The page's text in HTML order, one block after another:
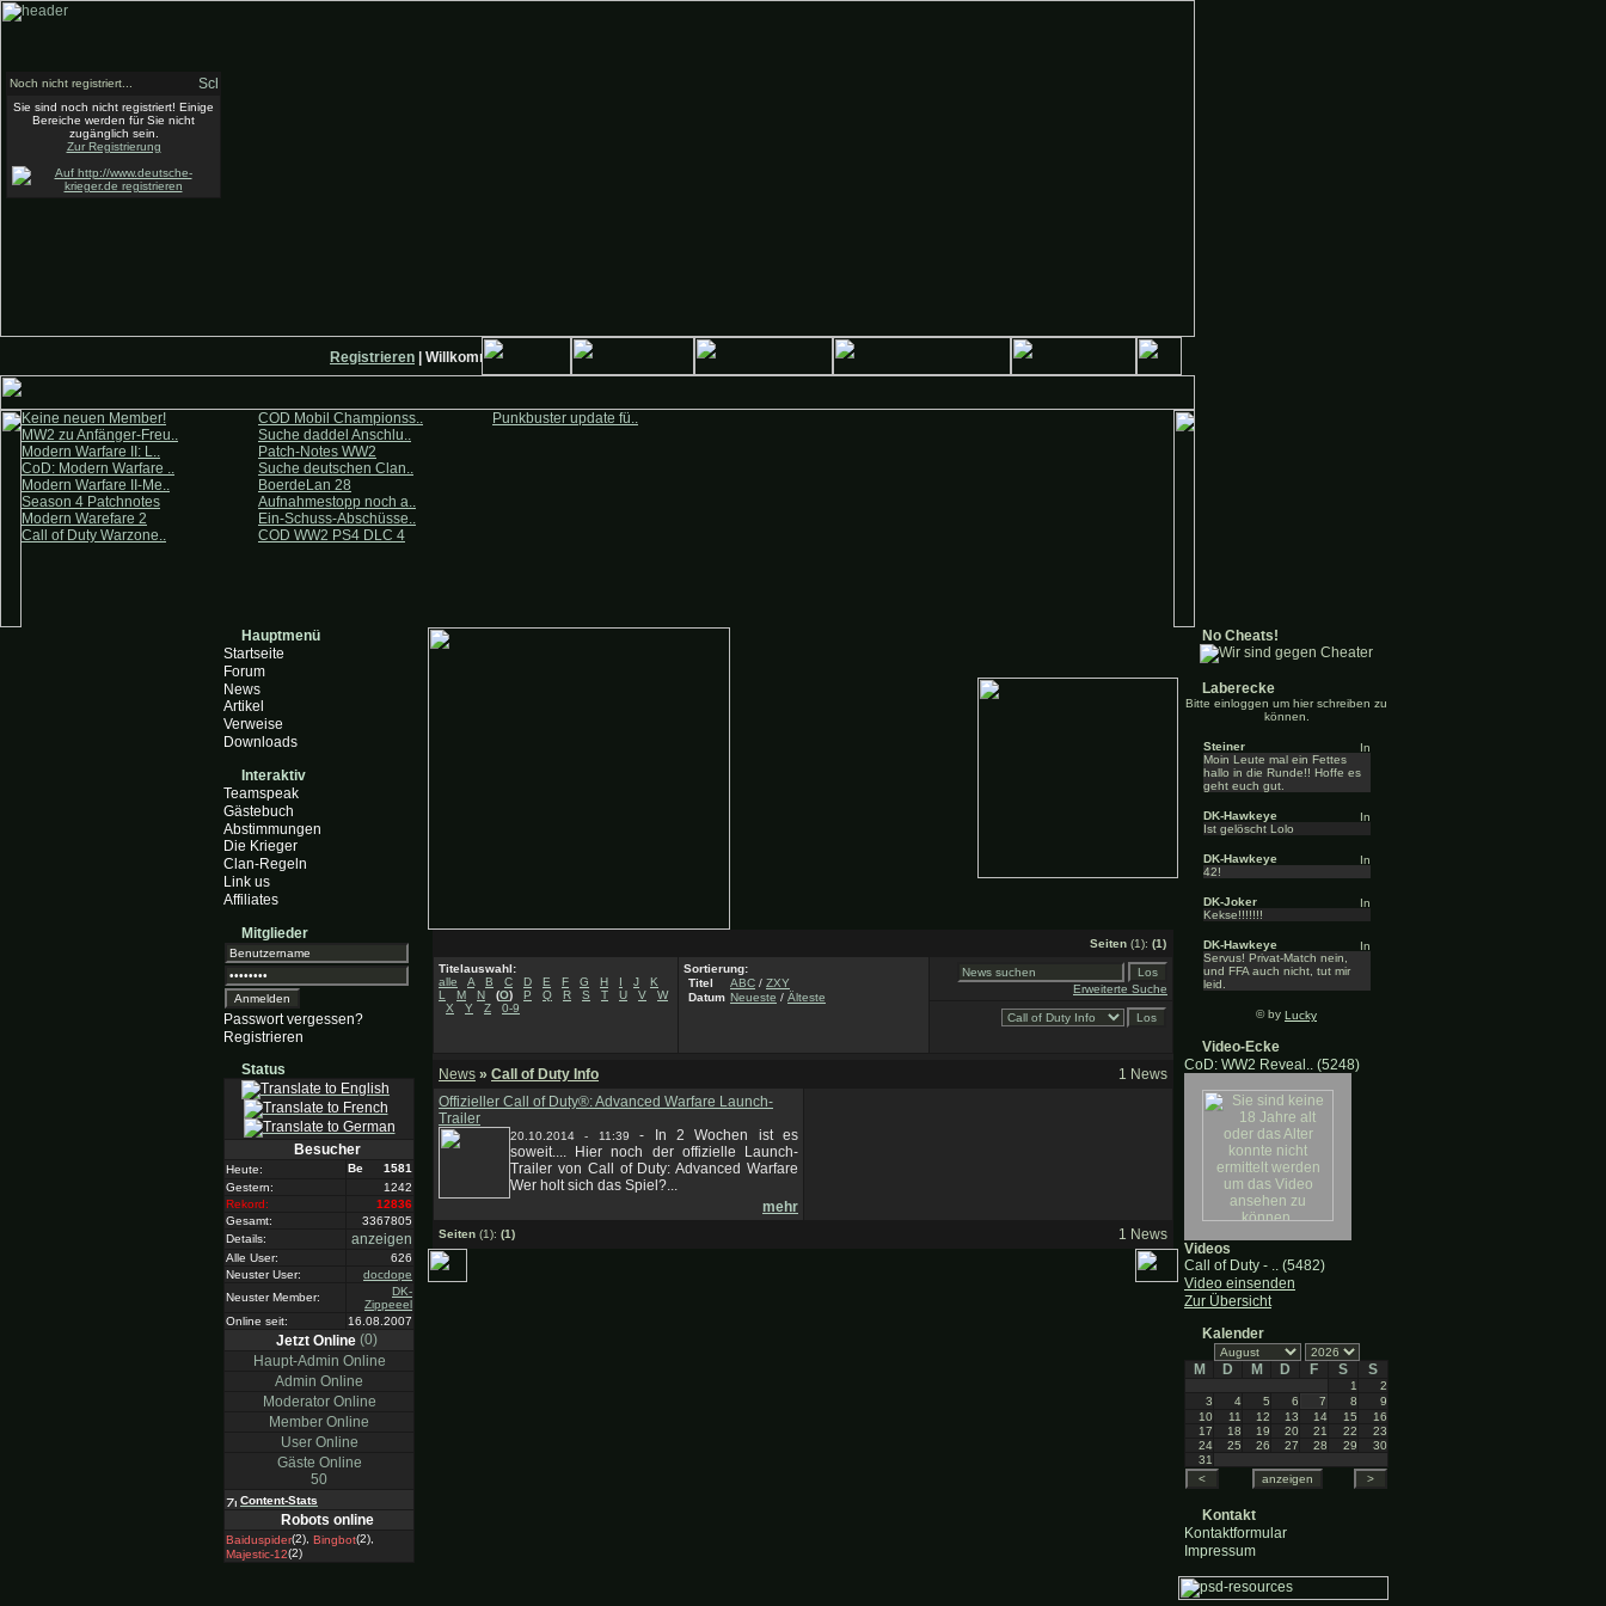
Registrieren| Willkommen auf Deutsche-Krieger.de
Keine neuen Member!
MW2 zu Anfänger-Freu..
Modern Warfare II: L..
CoD: Modern Warfare ..
Modern Warfare II-Me..
Season 4 Patchnotes
Modern Warefare 2
Call of Duty Warzone..
COD Mobil Championss..
Suche daddel Anschlu..
Patch-Notes WW2
Suche deutschen Clan..
BoerdeLan 28
Aufnahmestopp noch a..
Ein-Schuss-Abschüsse..
COD WW2 PS4 DLC 4
Punkbuster update fü..
Hauptmenü
Startseite
Forum
News
Artikel
Verweise
Downloads
Interaktiv
Teamspeak
Gästebuch
Abstimmungen
Die Krieger
Clan-Regeln
Link us
Affiliates
Mitglieder
Passwort vergessen?
Registrieren
Status
Besucher
Heute:
1581
Gestern:
1242
Rekord:
12836
Gesamt:
3367805
Details:
anzeigen
Alle User:
626
Neuster User:
docdope
Neuster Member:
DK-
Zippeeel
Online seit:
16.08.2007
Jetzt Online (0)
Haupt-Admin Online
Admin Online
Moderator Online
Member Online
User Online
Gäste Online
50
Content-Stats
Robots online
Baiduspider(2), Bingbot(2),
Majestic-12(2)
Seiten (1): (1)
Titelauswahl:
alle
A B C D E F G H I J
K
L
M N (O) P Q R S T U V
W
X
Y Z 0-9
Sortierung:
Titel
ABC / ZXY
Datum Neueste / Älteste
Erweiterte Suche
News » Call of Duty Info
1 News
Offizieller Call of Duty®: Advanced Warfare Launch-
Trailer
20.10.2014 - 11:39 -
In 2 Wochen ist es
soweit.... Hier noch der offizielle Launch-
Trailer von Call of Duty: Advanced Warfare
Wer holt sich das Spiel?...
mehr
Seiten (1): (1) 1 News
No Cheats!
Laberecke
Bitte einloggen um hier schreiben zu
können.
Steiner
Moin Leute mal ein Fettes
hallo in die Runde!! Hoffe es
geht euch gut.
DK-Hawkeye
Ist gelöscht Lolo
DK-Hawkeye
42!
DK-Joker
Kekse!!!!!!!
DK-Hawkeye
Servus! Privat-Match nein,
und FFA auch nicht, tut mir
leid.
© by Lucky
Video-Ecke
CoD: WW2 Reveal.. (5248)
Videos
Call of Duty - .. (5482)
Video einsenden
Zur Übersicht
Kalender
M D M D F S S
1
2
3
4 5 6 7 8
9
10
11 12 13 14 15
16
17
18 19 20 21 22
23
24
25 26 27 28 29
30
31
Kontakt
Kontaktformular
Impressum
Noch nicht registriert...
Sie sind noch nicht registriert! Einige
Bereiche werden für Sie nicht
zugänglich sein.
Zur Registrierung